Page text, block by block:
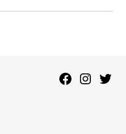
Facebook